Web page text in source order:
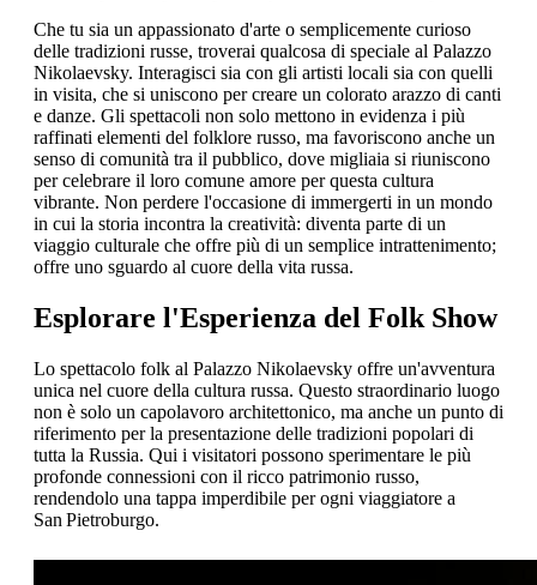
Che tu sia un appassionato d'arte o semplicemente curioso
delle tradizioni russe, troverai qualcosa di speciale al Palazzo
Nikolaevsky. Interagisci sia con gli artisti locali sia con quelli
in visita, che si uniscono per creare un colorato arazzo di canti
e danze. Gli spettacoli non solo mettono in evidenza i più
raffinati elementi del folklore russo, ma favoriscono anche un
senso di comunità tra il pubblico, dove migliaia si riuniscono
per celebrare il loro comune amore per questa cultura
vibrante. Non perdere l'occasione di immergerti in un mondo
in cui la storia incontra la creatività: diventa parte di un
viaggio culturale che offre più di un semplice intrattenimento;
offre uno sguardo al cuore della vita russa.
Esplorare l'Esperienza del Folk Show
Lo spettacolo folk al Palazzo Nikolaevsky offre un'avventura
unica nel cuore della cultura russa. Questo straordinario luogo
non è solo un capolavoro architettonico, ma anche un punto di
riferimento per la presentazione delle tradizioni popolari di
tutta la Russia. Qui i visitatori possono sperimentare le più
profonde connessioni con il ricco patrimonio russo,
rendendolo una tappa imperdibile per ogni viaggiatore a
San Pietroburgo.